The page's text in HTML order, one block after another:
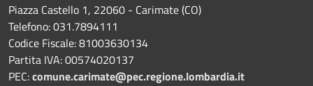
Piazza Castello 1, 22060 - Carimate (CO)
Telefono: 031.7894111
Codice Fiscale: 81003630134
Partita IVA: 00574020137
PEC:comune.carimate@pec.regione.lombardia.it